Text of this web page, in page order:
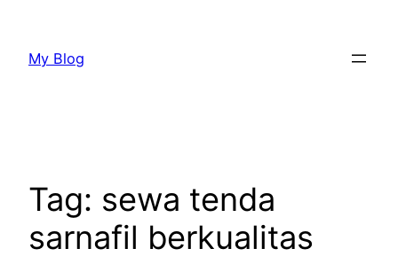
konten
My Blog
Tag: sewa tenda
sarnafil berkualitas